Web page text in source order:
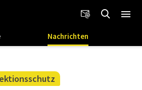
Nachrichten